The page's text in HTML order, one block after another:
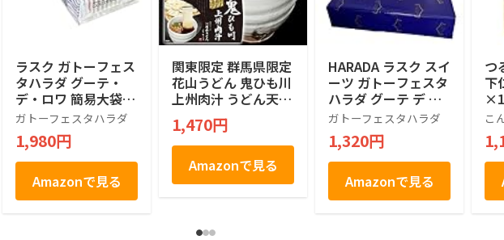
ラスク ガトーフェス
タハラダ グーテ・
デ・ロワ 簡易大袋 R
6 王様のおやつ 26個
(x 1)
ガトーフェスタハラダ
1,980円
Amazonで見る
関東限定 群馬県限定
花山うどん 鬼ひも川
上州肉汁 うどん天下
一決定戦2015 三年
連続一位 五十年の時
を経てここに複活 創
業明治二十七年 三人
前・つゆ付き ひもか
わ 420g(めん90gx3
袋）
1,470円
Amazonで見る
HARADA ラスク スイ
ーツ ガトーフェスタ
ハラダ グーテ デ ロ
ワ Ｒ５ ７袋 １４枚
入り
ガトーフェスタハラダ
1,320円
Amazonで見る
つ
下
こ